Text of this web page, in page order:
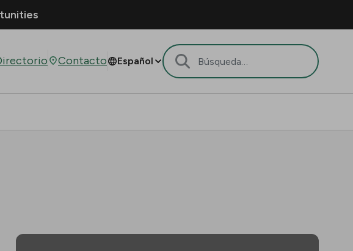
Contacto